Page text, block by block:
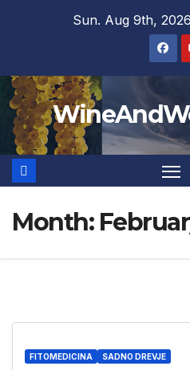
Sun. Aug 9th, 2026
Month:
FITOMEDICINA SADNO DREVJE